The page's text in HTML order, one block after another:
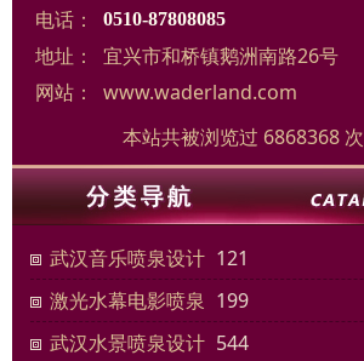
电话： 0510-87808085
地址：
宜兴市和桥镇鹅洲南路26号
网站：
www.waderland.com
本站共被浏览过 6868368 次
武汉音乐喷泉设计 121
激光水幕电影喷泉 199
武汉水景喷泉设计 544